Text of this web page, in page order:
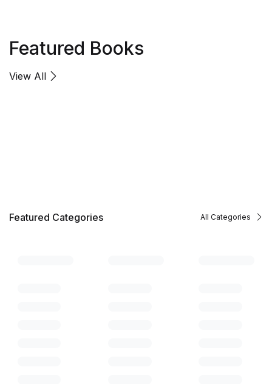
Featured Books
View All
Featured Categories All Categories